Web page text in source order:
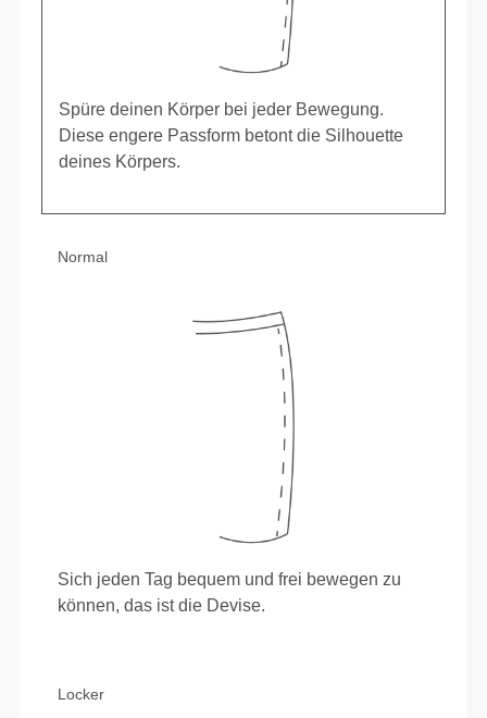
Spüre deinen Körper bei jeder Bewegung.
Diese engere Passform betont die Silhouette
deines Körpers.
Normal
Sich jeden Tag bequem und frei bewegen zu
können, das ist die Devise.
Locker